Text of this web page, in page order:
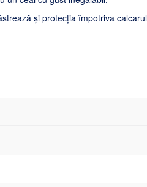
și protecția împotriva